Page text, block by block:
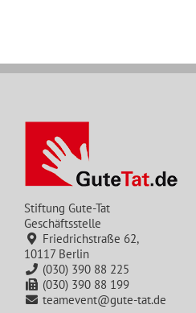
Stiftung Gute-Tat
Geschäftsstelle
Friedrichstraße 62,
10117 Berlin
(030) 390 88 225
(030) 390 88 199
teamevent@gute-tat.de